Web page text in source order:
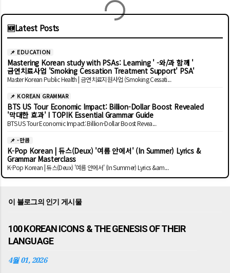
🆕Latest Posts
📌 EDUCATION
Mastering Korean study with PSAs: Learning ' -와/과 함께 '
금연치료사업 'Smoking Cessation Treatment Support' PSA'
Master Korean Public Health | 금연치료지원사업 (Smoking Cessati...
📌 KOREAN GRAMMAR
BTS US Tour Economic Impact: Billion-Dollar Boost Revealed
'막대한 효과' I TOPIK Essential Grammar Guide
BTS US Tour Economic Impact: Billion-Dollar Boost Revea...
📌 -만큼
K-Pop Korean | 듀스(Deux) '여름 안에서' (In Summer) Lyrics &
Grammar Masterclass
K-Pop Korean | 듀스(Deux) '여름 안에서' (In Summer) Lyrics &am...
이 블로그의 인기 게시물
100 KOREAN ICONS & THE GENESIS OF THEIR
LANGUAGE
4월 01, 2026